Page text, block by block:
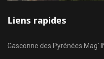
Liens rapides
Gasconne des Pyrénées Mag'